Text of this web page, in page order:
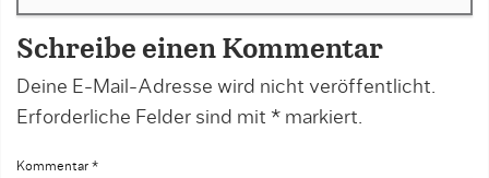
Schreibe einen Kommentar
Deine E-Mail-Adresse wird nicht veröffentlicht.
Erforderliche Felder sind mit * markiert.
Kommentar *